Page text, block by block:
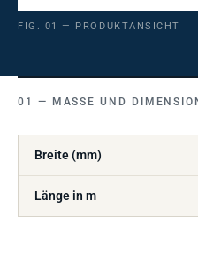
FIG. 01 — PRODUKTANSICHT
MASSE UND
Breite (mm)
Länge in m